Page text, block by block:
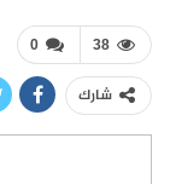
0 38
شارك